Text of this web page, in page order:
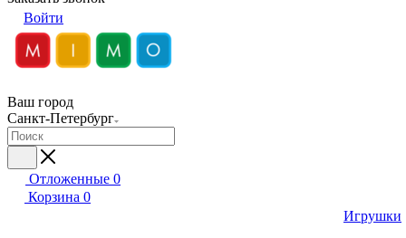
Войти
Ваш город
Санкт-Петербург
Отложенные 0
Корзина 0
Игрушки